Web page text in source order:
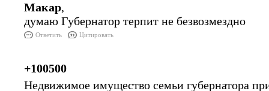
Макар,
думаю Губернатор терпит не безвозмездно
Ответить Цитировать
+100500
Недвижимое имущество семьи губернатора